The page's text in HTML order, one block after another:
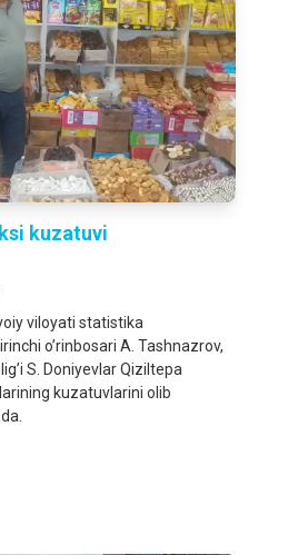
kuzatuvi
viloyati statistika
oʼrinbosari А. Tashnazrov,
S. Doniyevlar Qiziltepa
kuzatuvlarini olib